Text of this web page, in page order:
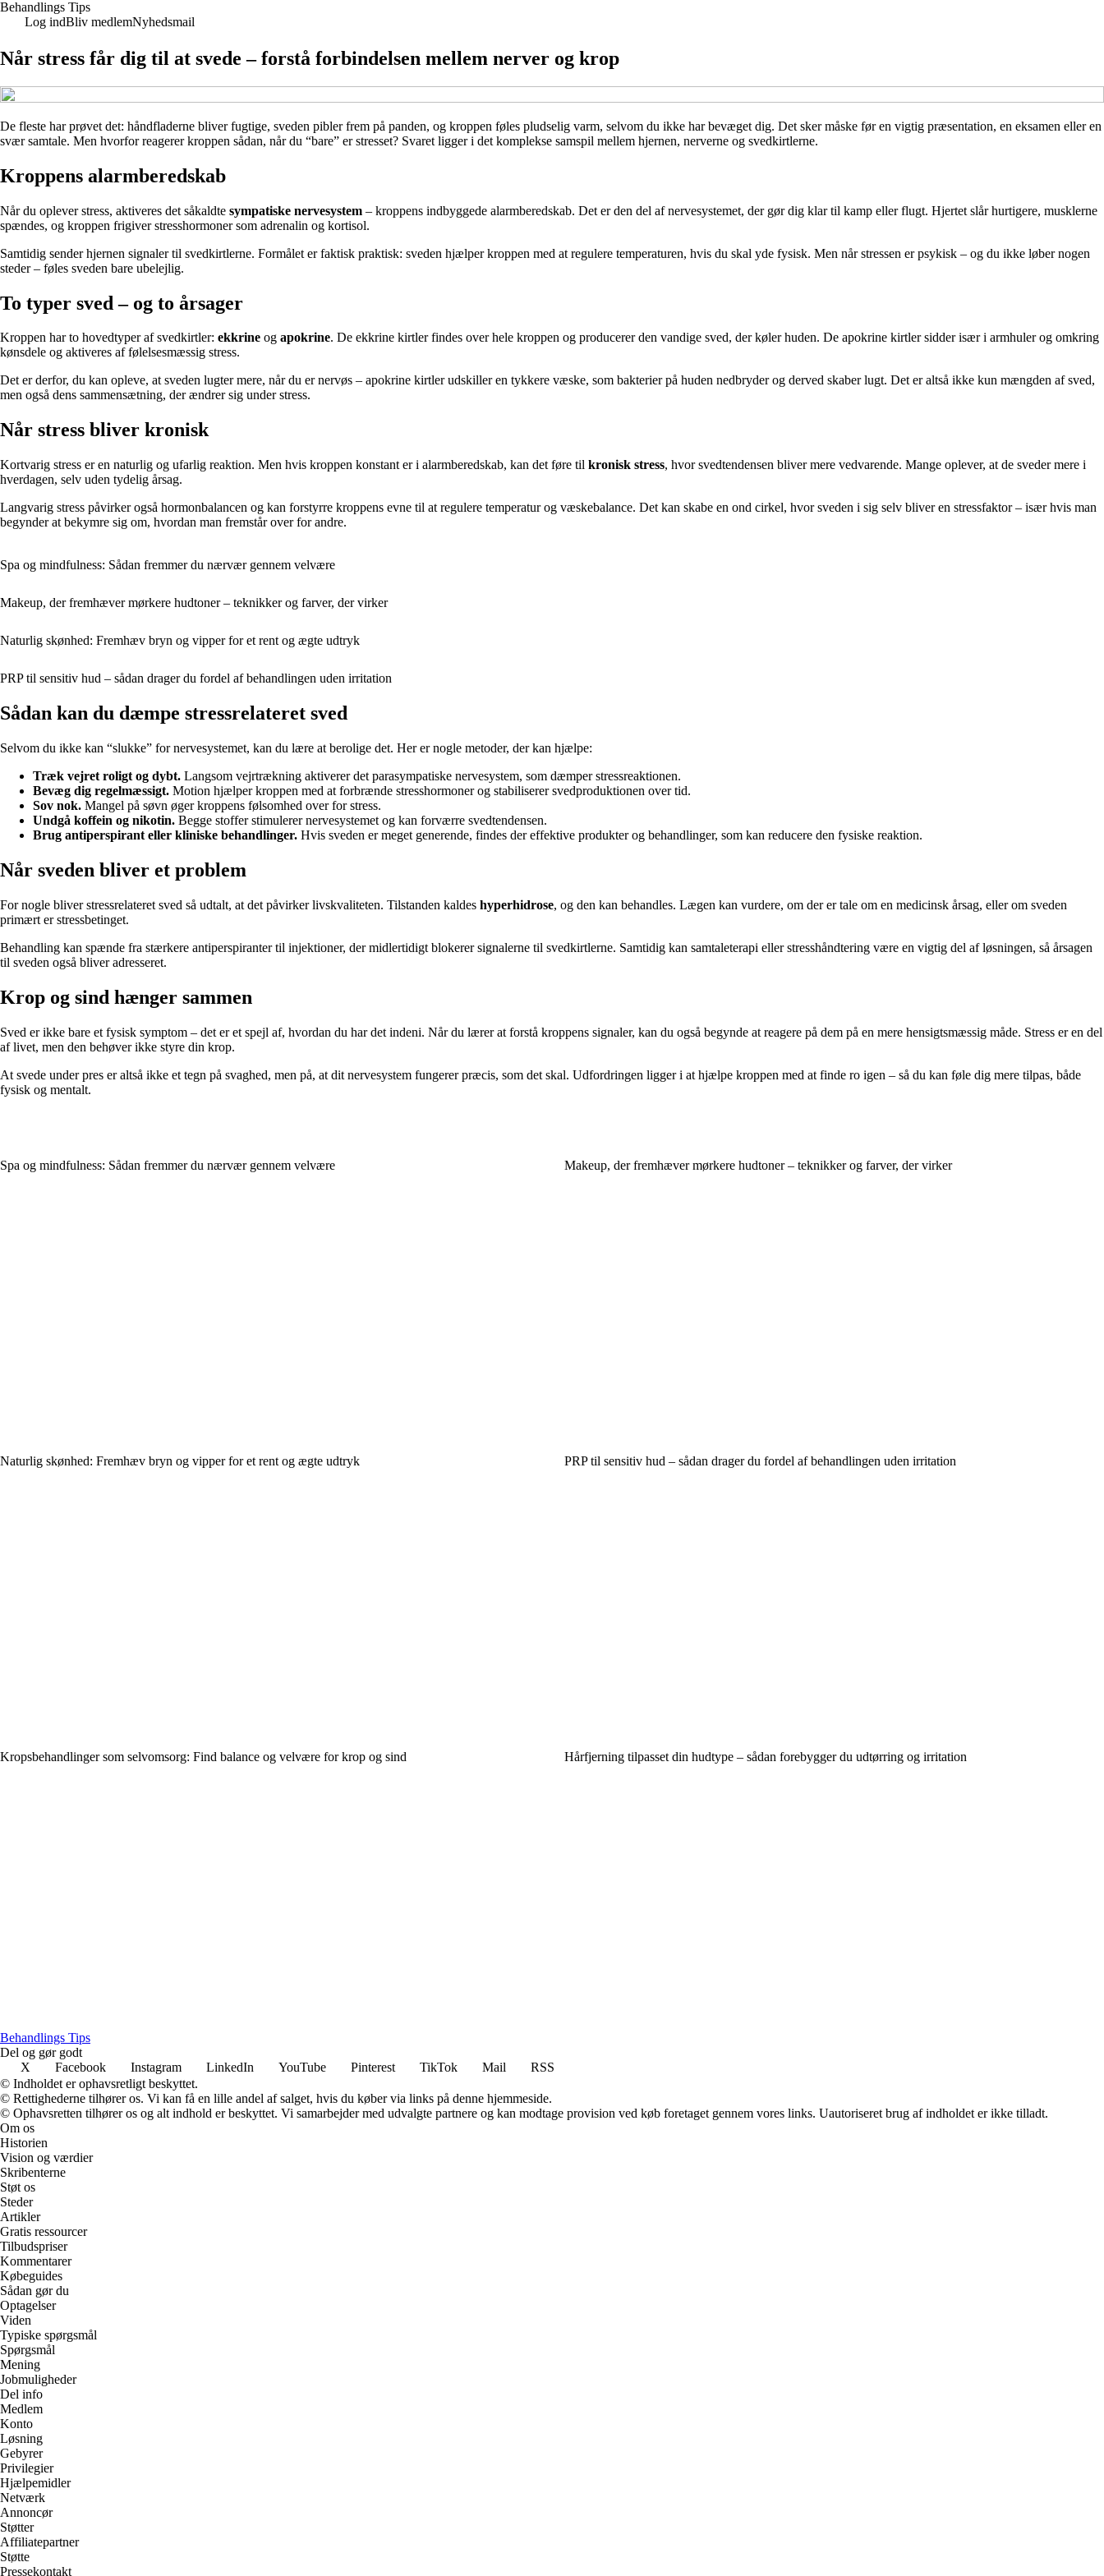
Behandlings Tips
Log indBliv medlemNyhedsmail
Når stress får dig til at svede – forstå forbindelsen mellem nerver og krop
De fleste har prøvet det: håndfladerne bliver fugtige, sveden pibler frem på panden, og kroppen føles pludselig varm, selvom du ikke har bevæget dig. Det sker måske før en vigtig præsentation, en eksamen eller en
svær samtale. Men hvorfor reagerer kroppen sådan, når du “bare” er stresset? Svaret ligger i det komplekse samspil mellem hjernen, nerverne og svedkirtlerne.
Kroppens alarmberedskab
Når du oplever stress, aktiveres det såkaldte sympatiske nervesystem – kroppens indbyggede alarmberedskab. Det er den del af nervesystemet, der gør dig klar til kamp eller flugt. Hjertet slår hurtigere, musklerne
spændes, og kroppen frigiver stresshormoner som adrenalin og kortisol.
Samtidig sender hjernen signaler til svedkirtlerne. Formålet er faktisk praktisk: sveden hjælper kroppen med at regulere temperaturen, hvis du skal yde fysisk. Men når stressen er psykisk – og du ikke løber nogen
steder – føles sveden bare ubelejlig.
To typer sved – og to årsager
Kroppen har to hovedtyper af svedkirtler: ekkrine og apokrine. De ekkrine kirtler findes over hele kroppen og producerer den vandige sved, der køler huden. De apokrine kirtler sidder især i armhuler og omkring
kønsdele og aktiveres af følelsesmæssig stress.
Det er derfor, du kan opleve, at sveden lugter mere, når du er nervøs – apokrine kirtler udskiller en tykkere væske, som bakterier på huden nedbryder og derved skaber lugt. Det er altså ikke kun mængden af sved,
men også dens sammensætning, der ændrer sig under stress.
Når stress bliver kronisk
Kortvarig stress er en naturlig og ufarlig reaktion. Men hvis kroppen konstant er i alarmberedskab, kan det føre til kronisk stress, hvor svedtendensen bliver mere vedvarende. Mange oplever, at de sveder mere i
hverdagen, selv uden tydelig årsag.
Langvarig stress påvirker også hormonbalancen og kan forstyrre kroppens evne til at regulere temperatur og væskebalance. Det kan skabe en ond cirkel, hvor sveden i sig selv bliver en stressfaktor – især hvis man
begynder at bekymre sig om, hvordan man fremstår over for andre.
Spa og mindfulness: Sådan fremmer du nærvær gennem velvære
Makeup, der fremhæver mørkere hudtoner – teknikker og farver, der virker
Naturlig skønhed: Fremhæv bryn og vipper for et rent og ægte udtryk
PRP til sensitiv hud – sådan drager du fordel af behandlingen uden irritation
Sådan kan du dæmpe stressrelateret sved
Selvom du ikke kan “slukke” for nervesystemet, kan du lære at berolige det. Her er nogle metoder, der kan hjælpe:
Træk vejret roligt og dybt. Langsom vejrtrækning aktiverer det parasympatiske nervesystem, som dæmper stressreaktionen.
Bevæg dig regelmæssigt. Motion hjælper kroppen med at forbrænde stresshormoner og stabiliserer svedproduktionen over tid.
Sov nok. Mangel på søvn øger kroppens følsomhed over for stress.
Undgå koffein og nikotin. Begge stoffer stimulerer nervesystemet og kan forværre svedtendensen.
Brug antiperspirant eller kliniske behandlinger. Hvis sveden er meget generende, findes der effektive produkter og behandlinger, som kan reducere den fysiske reaktion.
Når sveden bliver et problem
For nogle bliver stressrelateret sved så udtalt, at det påvirker livskvaliteten. Tilstanden kaldes hyperhidrose, og den kan behandles. Lægen kan vurdere, om der er tale om en medicinsk årsag, eller om sveden
primært er stressbetinget.
Behandling kan spænde fra stærkere antiperspiranter til injektioner, der midlertidigt blokerer signalerne til svedkirtlerne. Samtidig kan samtaleterapi eller stresshåndtering være en vigtig del af løsningen, så årsagen
til sveden også bliver adresseret.
Krop og sind hænger sammen
Sved er ikke bare et fysisk symptom – det er et spejl af, hvordan du har det indeni. Når du lærer at forstå kroppens signaler, kan du også begynde at reagere på dem på en mere hensigtsmæssig måde. Stress er en del
af livet, men den behøver ikke styre din krop.
At svede under pres er altså ikke et tegn på svaghed, men på, at dit nervesystem fungerer præcis, som det skal. Udfordringen ligger i at hjælpe kroppen med at finde ro igen – så du kan føle dig mere tilpas, både
fysisk og mentalt.
Spa og mindfulness: Sådan fremmer du nærvær gennem velvære Makeup, der fremhæver mørkere hudtoner – teknikker og farver, der virker
Naturlig skønhed: Fremhæv bryn og vipper for et rent og ægte udtryk PRP til sensitiv hud – sådan drager du fordel af behandlingen uden irritation
Kropsbehandlinger som selvomsorg: Find balance og velvære for krop og sind Hårfjerning tilpasset din hudtype – sådan forebygger du udtørring og irritation
Behandlings Tips
Del og gør godt
X
Facebook Instagram LinkedIn YouTube Pinterest TikTok Mail
RSS
© Indholdet er ophavsretligt beskyttet.
© Rettighederne tilhører os. Vi kan få en lille andel af salget, hvis du køber via links på denne hjemmeside.
© Ophavsretten tilhører os og alt indhold er beskyttet. Vi samarbejder med udvalgte partnere og kan modtage provision ved køb foretaget gennem vores links. Uautoriseret brug af indholdet er ikke tilladt.
Om os
Historien
Vision og værdier
Skribenterne
Støt os
Steder
Artikler
Gratis ressourcer
Tilbudspriser
Kommentarer
Købeguides
Sådan gør du
Optagelser
Viden
Typiske spørgsmål
Spørgsmål
Mening
Jobmuligheder
Del info
Medlem
Konto
Løsning
Gebyrer
Privilegier
Hjælpemidler
Netværk
Annoncør
Støtter
Affiliatepartner
Støtte
Pressekontakt